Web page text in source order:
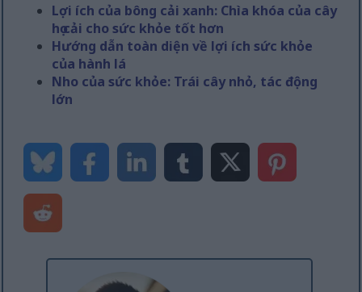
Lợi ích của bông cải xanh: Chìa khóa của cây
họ cải cho sức khỏe tốt hơn
Hướng dẫn toàn diện về lợi ích sức khỏe
của hành lá
Nho của sức khỏe: Trái cây nhỏ, tác động
lớn